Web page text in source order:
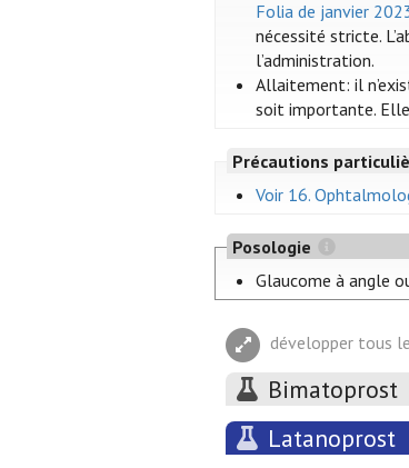
Folia de janvier
nécessité stricte.
l’administration.
Allaitement: il
soit importante.
Précautions
Voir 16.
Posologie
Glaucome à angle
développer tous
Bimatoprost
Latanoprost